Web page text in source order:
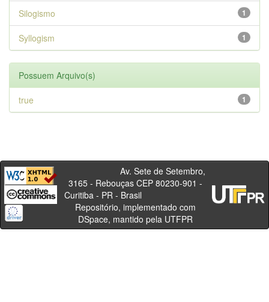
1
Silogismo
1
Syllogism
Possuem Arquivo(s)
1
true
Av. Sete de Setembro,
3165 - Rebouças CEP 80230-901 -
Curitiba - PR - Brasil
Repositório, implementado com
DSpace, mantido pela UTFPR